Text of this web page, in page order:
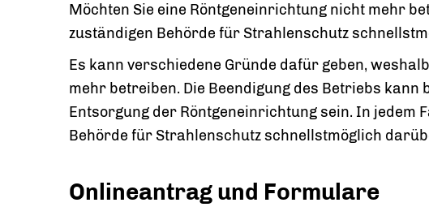
Möchten Sie eine Röntgeneinrichtung nicht mehr
zuständigen Behörde für Strahlenschutz
Es kann verschiedene Gründe dafür geben,
mehr betreiben. Die Beendigung des Betriebs
Entsorgung der Röntgeneinrichtung sein. In jedem
Behörde für Strahlenschutz schnellstmöglich
Onlineantrag und Formulare